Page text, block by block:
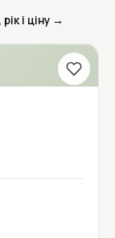
і ціну →